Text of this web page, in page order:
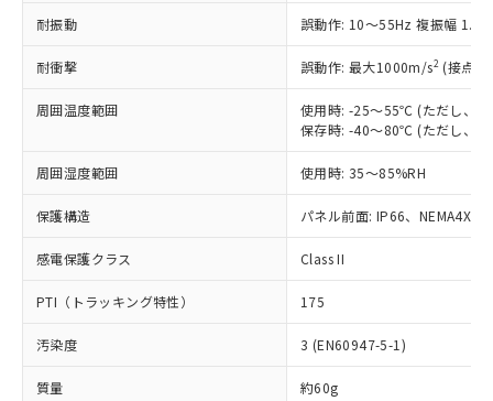
耐振動 誤動作: 10～55Hz 複振幅
耐衝撃 誤動作: 最大1000m/s2 (接点
周囲温度範囲
使用時: -25～55℃ (ただし、氷
保存時: -40～80℃ (ただし、氷
周囲湿度範囲 使用時: 35～85%RH
保護構造 パネル前面: IP66、NEMA4X,
感電保護クラス Class II
PTI（トラッキング特性） 175
汚染度 3 (EN60947-5-1)
質量 約60g
ムロン制御機器販売店・当社販売員に
オムロン制御機器販売店や当社販売拠
販売ネットワーク
」をご確認
在庫状況および標準価格結果を当社の
示しないようお願いします。
マイパーツ機能（部品リスト作成サー
ビス）をご利用いただくには、I-Web
メンバーズにご登録されている必要が
あります。
お客様が当ウェブサイト上で当社にご
登録された部品リストについて、当社
および当社の共同利用者が、当社の製
品・サービスに関するお客様との取
但し、RoHS指令で産業用監視および制御機器に対する
図的な使用がないことを確認しています。
部品在庫の切り替え状況などにより、予定
※3 非含有証明書ダウンロード
下記の非含有証明書をダウンロードするこ
DEHP(フタル酸ビス(2-エチルヘキシル)) : 1000ppm
「ｅ」：有害物質（10物質）のすべてが基
準値以下であることを示します。
「10」：通常の使用状況下において有害物
及ぼさない年数を意味します。
「－」：未確認です。当社販売部門へお問
当社は貴社製品を、核兵器、ミサイ
ル、化学兵器、生物兵器またはその他
武器並びにこれらの製造装置等に一切
当社は、貴社製品を第三者に販売する
場合は、上記1、2および3の内容を当
該第三者に通知します。また当社は、
販売先および販売に係わる関係者が違
法に輸出するおそれがある場合は、取
キャンセル
在庫なし(最新の在庫状況につ
いては、お客様のお取引先、ま
たはお客様担当のオムロン制御
機器販売店・当社販売員にご確
受注生産機種、また在庫状況の
情報を公開していない機種